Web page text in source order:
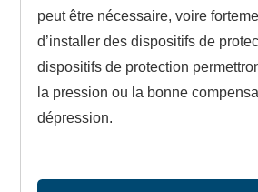
peut être nécessaire, voire
d’installer des dispositifs de
dispositifs de protection
la pression ou la bonne
dépression.